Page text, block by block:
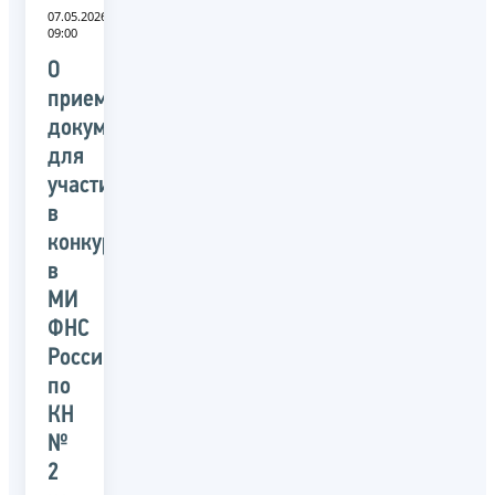
07.05.2026
09:00
О
приеме
документов
для
участия
в
конкурсе
в
МИ
ФНС
России
по
КН
№
2